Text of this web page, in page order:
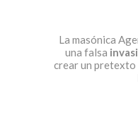
La masónica
una falsa
crear un pretexto